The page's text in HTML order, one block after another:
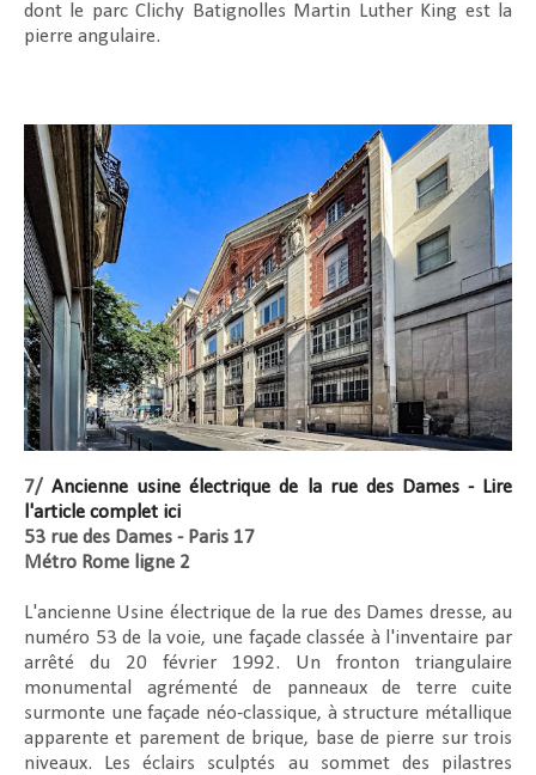
dont le parc Clichy Batignolles Martin Luther King est la
pierre angulaire.
7/Ancienne usine électrique de la rue des Dames - Lire
l'article complet ici
53 rue des Dames - Paris 17
Métro Rome ligne 2
L'ancienne Usine électrique de la rue des Dames dresse, au
numéro 53 de la voie, une façade classée à l'inventaire par
arrêté du 20 février 1992. Un fronton triangulaire
monumental agrémenté de panneaux de terre cuite
surmonte une façade néo-classique, à structure métallique
apparente et parement de brique, base de pierre sur trois
niveaux. Les éclairs sculptés au sommet des pilastres